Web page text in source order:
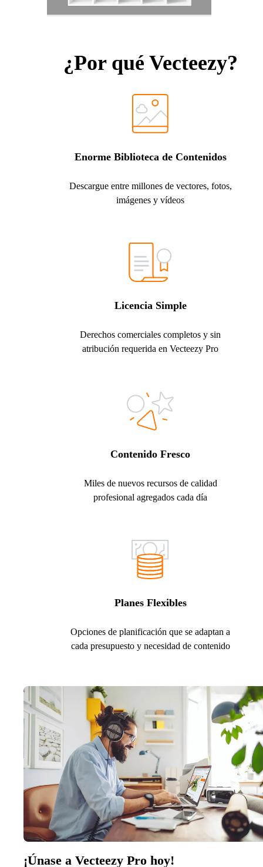
¿Por qué Vecteezy?
Enorme Biblioteca de Contenidos
Descargue entre millones de vectores, fotos,
imágenes y vídeos
Licencia Simple
Derechos comerciales completos y sin
atribución requerida en Vecteezy Pro
Contenido Fresco
Miles de nuevos recursos de calidad
profesional agregados cada día
Planes Flexibles
Opciones de planificación que se adaptan a
cada presupuesto y necesidad de contenido
¡Únase a Vecteezy Pro hoy!